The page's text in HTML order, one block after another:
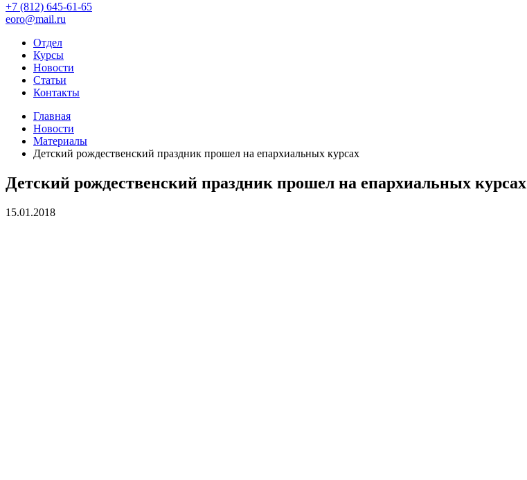
+7 (812) 645-61-65
eoro@mail.ru
Отдел
Курсы
Новости
Статьи
Контакты
Главная
Новости
Материалы
Детский рождественский праздник прошел на епархиальных курсах
Детский рождественский праздник прошел на епархиальных курсах
15.01.2018